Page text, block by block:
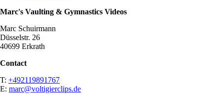
Marc's Vaulting & Gymnastics Videos
Marc Schuirmann
Düsselstr. 26
40699 Erkrath
Contact
T: +492119891767
E: marc@voltigierclips.de